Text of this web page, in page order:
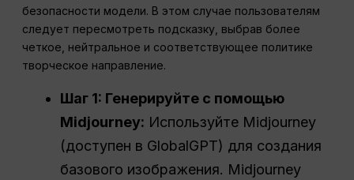
безопасности модели. В этом случае пользователям
следует пересмотреть подсказку, выбрав более
четкое, нейтральное и соответствующее политике
творческое направление.
Шаг 1: Генерируйте с помощью
Midjourney: Используйте Midjourney
(доступен в GlobalGPT) для создания
базового изображения. Midjourney